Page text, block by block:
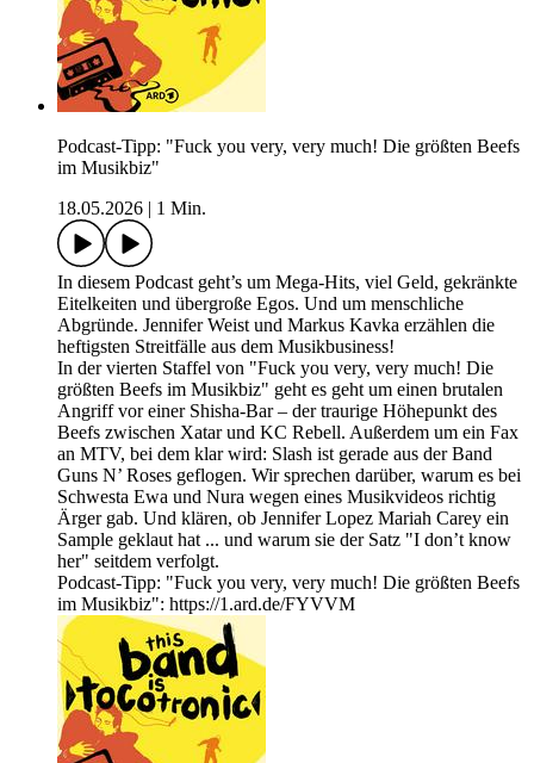
Podcast-Tipp: "Fuck you very, very much! Die größten Beefs
im Musikbiz"
18.05.2026
1 Min.
In diesem Podcast geht’s um Mega-Hits, viel Geld, gekränkte
Eitelkeiten und übergroße Egos. Und um menschliche
Abgründe. Jennifer Weist und Markus Kavka erzählen die
heftigsten Streitfälle aus dem Musikbusiness!
In der vierten Staffel von "Fuck you very, very much! Die
größten Beefs im Musikbiz" geht es geht um einen brutalen
Angriff vor einer Shisha-Bar – der traurige Höhepunkt des
Beefs zwischen Xatar und KC Rebell. Außerdem um ein Fax
an MTV, bei dem klar wird: Slash ist gerade aus der Band
Guns N’ Roses geflogen. Wir sprechen darüber, warum es bei
Schwesta Ewa und Nura wegen eines Musikvideos richtig
Ärger gab. Und klären, ob Jennifer Lopez Mariah Carey ein
Sample geklaut hat ... und warum sie der Satz "I don’t know
her" seitdem verfolgt.
Podcast-Tipp: "Fuck you very, very much! Die größten Beefs
im Musikbiz": https://1.ard.de/FYVVM